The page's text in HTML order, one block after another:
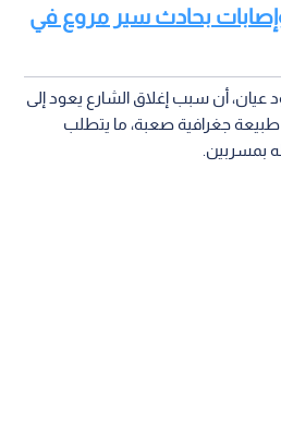
وإصابات بحادث سير مروع في
عيان، أن سبب إغلاق الشارع يعود إلى
جغرافية صعبة، ما يتطلب
بمسربين.